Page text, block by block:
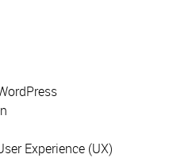
Experience (UX)